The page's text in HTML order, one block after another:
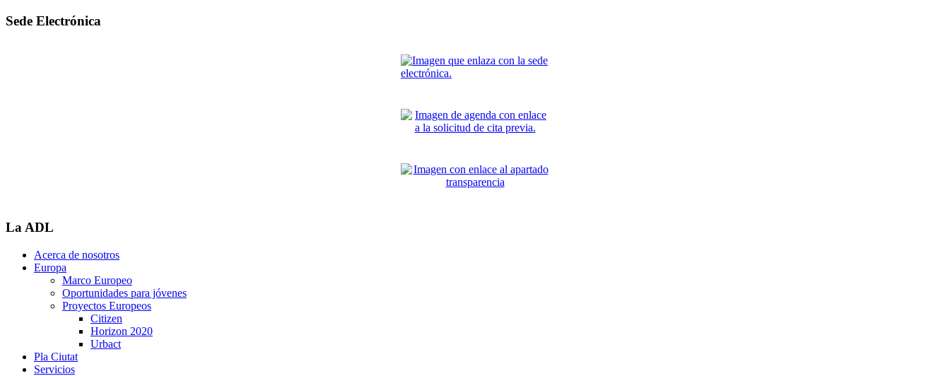
Sede Electrónica
La ADL
Acerca de nosotros
Europa
Marco Europeo
Oportunidades para jóvenes
Proyectos Europeos
Citizen
Horizon 2020
Urbact
Pla Ciutat
Servicios